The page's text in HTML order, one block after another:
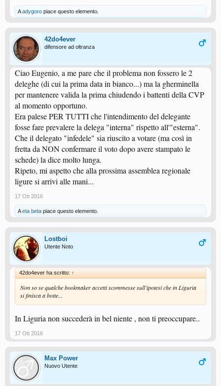
Aadygoro piace questo elemento.
42do4ever
difensore ad oltranza
Ciao Eugenio, a me pare che il problema non fossero le 2
deleghe (di cui la prima data in bianco...) ma la gherminella
per mantenere valida la prima chiudendo i battenti della CVP
al momento opportuno.
Era palese PER TUTTI che l'intendimento del delegante
fosse fare prevalere la delega "interna" rispetto all'"esterna".
Che il delegato "infedele" sia riuscito a votare (ma così in
fretta da NON confermare il voto dopo avere stampato le
schede) la dice molto lunga.
Ripeto, mi aspetto che alla prossima assemblea regionale
ligure si arrivi alle mani...
17 Ott 2016
Aeta beta piace questo elemento.
Lostboi
Utente Noto
42do4ever ha scritto: ↑
Non so se qualche bookmaker accetti scommesse sull'ipotesi che in Liguria
si finisca a botte...
In Liguria non succederà in bel niente , non ti preoccupare..
17 Ott 2016
Max Power
Nuovo Utente